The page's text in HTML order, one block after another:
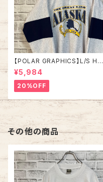
【POLAR GRAPHICS】L/S Hal
fZip Sweat XL Made in US
A 90s “ALASKA” スーベニア
ハーフジップスウェット トレーナ
ー アラスカ お土産モノ vintag
e ヴィンテージ アメリカ USA
古着
¥5,984
20%OFF
その他の商品